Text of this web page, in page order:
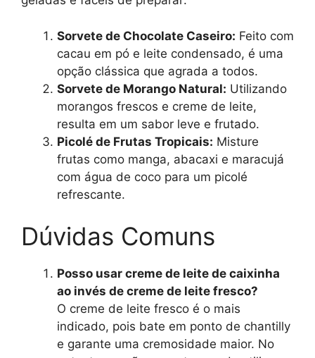
Sorvete de Chocolate Caseiro: Feito com
cacau em pó e leite condensado, é uma
opção clássica que agrada a todos.
Sorvete de Morango Natural: Utilizando
morangos frescos e creme de leite,
resulta em um sabor leve e frutado.
Picolé de Frutas Tropicais: Misture
frutas como manga, abacaxi e maracujá
com água de coco para um picolé
refrescante.
Dúvidas Comuns
Posso usar creme de leite de caixinha
ao invés de creme de leite fresco?
O creme de leite fresco é o mais
indicado, pois bate em ponto de chantilly
e garante uma cremosidade maior. No